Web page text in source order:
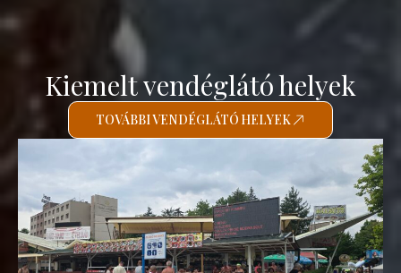
Kiemelt vendéglátó helyek
TOVÁBBI VENDÉGLÁTÓ HELYEK